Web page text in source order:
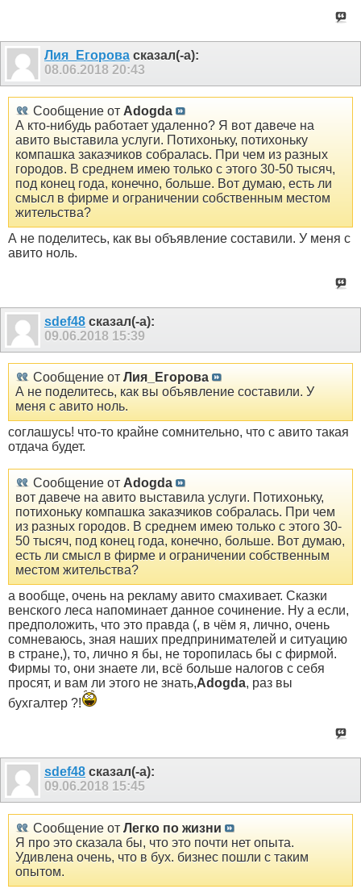
Лия_Егорова сказал(-а):
08.06.2018 20:43
Сообщение от Adogda
А кто-нибудь работает удаленно? Я вот давече на
авито выставила услуги. Потихоньку, потихоньку
компашка заказчиков собралась. При чем из разных
городов. В среднем имею только с этого 30-50 тысяч,
под конец года, конечно, больше. Вот думаю, есть ли
смысл в фирме и ограничении собственным местом
жительства?
А не поделитесь, как вы объявление составили. У меня с
авито ноль.
sdef48 сказал(-а):
09.06.2018 15:39
Сообщение от Лия_Егорова
А не поделитесь, как вы объявление составили. У
меня с авито ноль.
соглашусь! что-то крайне сомнительно, что с авито такая
отдача будет.
Сообщение от Adogda
вот давече на авито выставила услуги. Потихоньку,
потихоньку компашка заказчиков собралась. При чем
из разных городов. В среднем имею только с этого 30-
50 тысяч, под конец года, конечно, больше. Вот думаю,
есть ли смысл в фирме и ограничении собственным
местом жительства?
а вообще, очень на рекламу авито смахивает. Сказки
венского леса напоминает данное сочинение. Ну а если,
предположить, что это правда (, в чём я, лично, очень
сомневаюсь, зная наших предпринимателей и ситуацию
в стране,), то, лично я бы, не торопилась бы с фирмой.
Фирмы то, они знаете ли, всё больше налогов с себя
просят, и вам ли этого не знать,Adogda, раз вы
бухгалтер ?!
sdef48 сказал(-а):
09.06.2018 15:45
Сообщение от Легко по жизни
Я про это сказала бы, что это почти нет опыта.
Удивлена очень, что в бух. бизнес пошли с таким
опытом.